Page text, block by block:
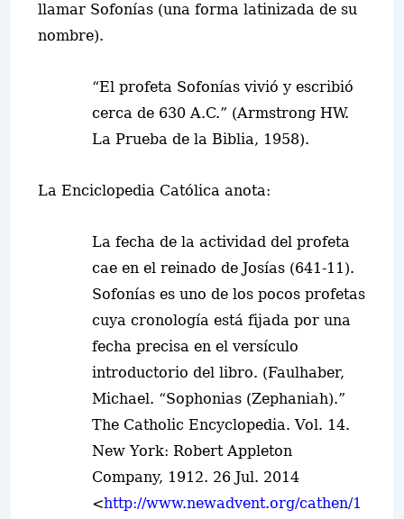
llamar Sofonías (una forma latinizada de su
nombre).
“El profeta Sofonías vivió y escribió
cerca de 630 A.C.” (Armstrong HW.
La Prueba de la Biblia, 1958).
La Enciclopedia Católica anota:
La fecha de la actividad del profeta
cae en el reinado de Josías (641-11).
Sofonías es uno de los pocos profetas
cuya cronología está fijada por una
fecha precisa en el versículo
introductorio del libro. (Faulhaber,
Michael. “Sophonias (Zephaniah).”
The Catholic Encyclopedia. Vol. 14.
New York: Robert Appleton
Company, 1912. 26 Jul. 2014
<http://www.newadvent.org/cathen/1